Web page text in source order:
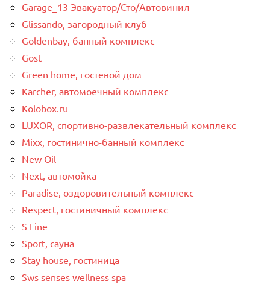
Garage_13 Эвакуатор/Сто/Автовинил
Glissando, загородный клуб
Goldenbay, банный комплекс
Gost
Green home, гостевой дом
Karcher, автомоечный комплекс
Kolobox.ru
LUXOR, спортивно-развлекательный комплекс
Mixx, гостинично-банный комплекс
New Oil
Next, автомойка
Paradise, оздоровительный комплекс
Respect, гостиничный комплекс
S Line
Sport, сауна
Stay house, гостиница
Sws senses wellness spa